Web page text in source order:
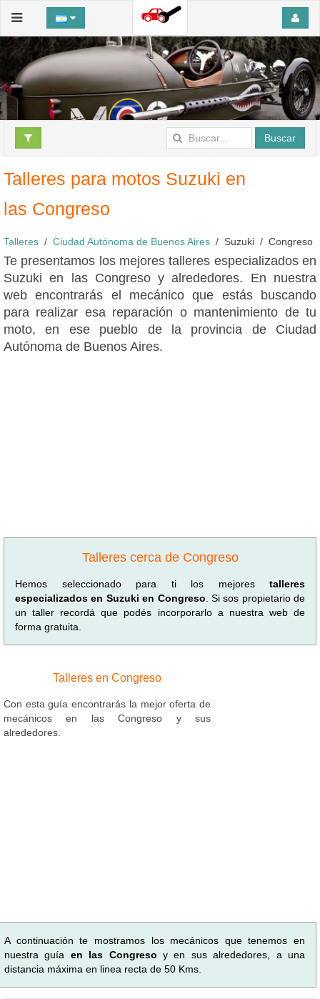
Buscar
Talleres para motos Suzuki en
las Congreso
Talleres Ciudad Autónoma de Buenos Aires Suzuki Congreso
Te presentamos los mejores talleres especializados en
Suzuki en las Congreso y alrededores. En nuestra
web encontrarás el mecánico que estás buscando
para realizar esa reparación o mantenimiento de tu
moto, en ese pueblo de la provincia de Ciudad
Autónoma de Buenos Aires.
Talleres cerca de Congreso
Hemos seleccionado para ti los mejores talleres
especializados en Suzuki en Congreso . Si sos propietario de
un taller recordá que podés incorporarlo a nuestra web de
forma gratuita.
Talleres en Congreso
Con esta guía encontrarás la mejor oferta de
mecánicos en las Congreso y sus
alrededores.
A continuación te mostramos los mecánicos que tenemos en
nuestra guía en las Congreso y en sus alrededores, a una
distancia máxima en linea recta de 50 Kms.